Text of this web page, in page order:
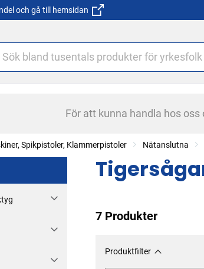
och gå till hemsidan
För att kunna handla hos
Spikpistoler, Klammerpistoler Nätanslutna
7 Produkter
Produktfilter